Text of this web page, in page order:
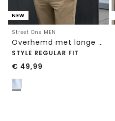
NEW
Street One MEN
Overhemd met lange mouwen en streepjespatroon
STYLE REGULAR FIT
€ 49,99